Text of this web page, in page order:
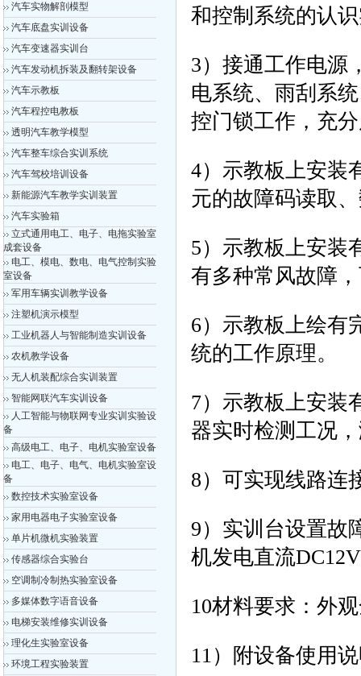
汽车实物解剖模型
汽车底盘实训设备
汽车变速器实训台
汽车发动机拆装及翻转架设备
汽车示教板
汽车程控电教板
透明汽车教学模型
汽车整车综合实训系统
汽车驾校培训设备
新能源汽车教学实训装置
汽车实验箱
立式通用电工、电子、电拖实验室
成套设备
电工、模电、数电、电气控制实验
室设备
军用车辆实训教学设备
注塑机演示模型
工业机器人与智能制造实训设备
农机教学设备
无人机装配综合实训装置
智能网联汽车实训设备
人工智能与物联网专业实训实验设
备
高级电工、电子、电机实验室设备
电工、电子、电气、电机实验室设
备
数控技术实验室设备
家用电器电子实验室设备
单片机微机实验装置
传感器综合实验台
空调制冷制热实验室设备
多媒体数字语音设备
电梯安装维修实训设备
理化生实验室设备
环境工程实验装置
和控制系统的认
3）接通工作电源
电系统、雨刮系
控门锁工作，充
4）示教板上安装
元的故障码读取
5）示教板上安装
有多种常风故障
6）示教板上绘有
统的工作原理。
7）示教板上安装
器实时检测工况
8）可实现线路连
9）实训台设置故
机发电直流DC12V
10材料要求：外
11）附设备使用